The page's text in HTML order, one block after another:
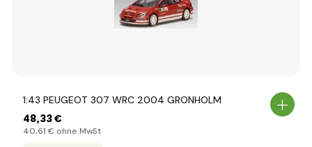
1:43 PEUGEOT 307 WRC 2004 GRONHOLM
48,33 €
40,61 € ohne MwSt